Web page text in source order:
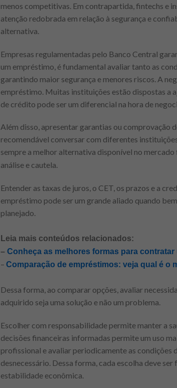
menos competitivas. Em contrapartida, fintechs e
atenção redobrada em relação à segurança e
alternativa.
Empresas regulamentadas pelo Banco Central
um empréstimo, é fundamental avaliar tanto as
garantindo maior segurança e menores riscos. A
empréstimo. Muitas instituições estão dispostas a
de crédito pode ser um diferencial na hora de
Além disso, apresentar garantias ou comprovação
recomendável conversar com diferentes
sempre a melhor alternativa disponível no mercado
análise e cautela.
Entender as taxas de juros, o CET, os prazos e a
empréstimo pode ser um grande aliado quando
planejado.
Leia mais conteúdos relacionados:
– Conheça as melhores formas para
– Comparação de empréstimos: veja qual é o
Dessa forma, ao comparar opções, avaliar
adquirido seja uma solução e não um problema.
Escolher com responsabilidade permite manter a
decisões financeiras informadas permite um uso
profissional e avaliar periodicamente as
desnecessário. Dessa forma, cada escolha deve
estabilidade econômica.